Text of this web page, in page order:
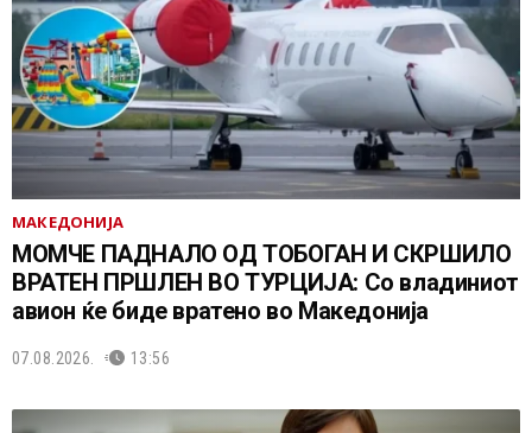
МАКЕДОНИЈА
МОМЧЕ ПАДНАЛО ОД ТОБОГАН И СКРШИЛО
ВРАТЕН ПРШЛЕН ВО ТУРЦИЈА: Со владиниот
авион ќе биде вратено во Македонија
07.08.2026. 13:56